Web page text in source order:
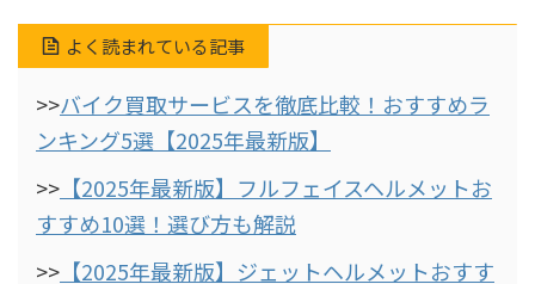
よく読まれている記事
>>バイク買取サービスを徹底比較！おすすめラ
ンキング5選【2025年最新版】
>> 【2025年最新版】フルフェイスヘルメットお
すすめ10選！選び方も解説
>> 【2025年最新版】ジェットヘルメットおすす